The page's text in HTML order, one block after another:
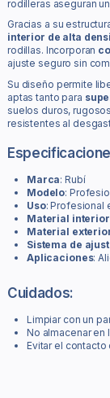
rodilleras aseguran
Gracias a su
interior de alta
rodillas. Incorporan
ajuste seguro sin
Su diseño permite
aptas tanto para
suelos duros,
resistentes al
Marca: Rubí
Modelo:
Uso: Profesional
Material interior
Material
Sistema de
Aplicaciones:
Cuidados:
Limpiar con un
No almacenar en
Evitar el